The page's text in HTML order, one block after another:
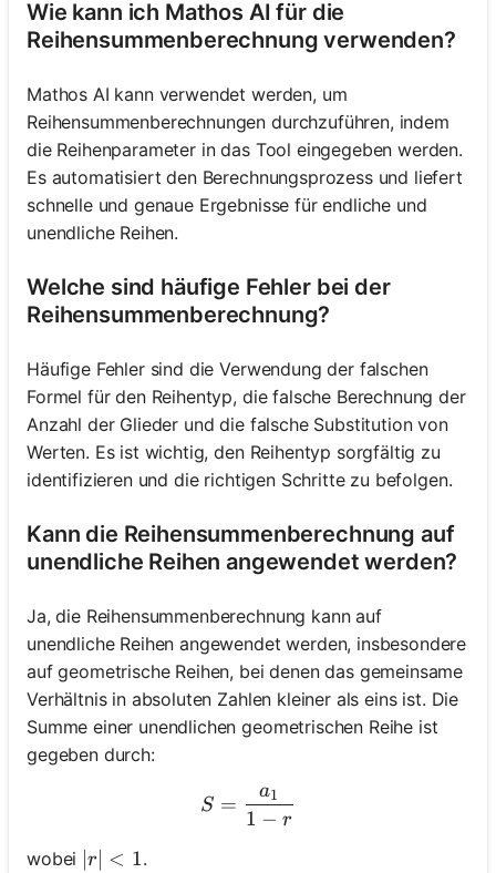
Wie kann ich Mathos AI für die
Reihensummenberechnung verwenden?
Mathos AI kann verwendet werden, um
Reihensummenberechnungen durchzuführen, indem
die Reihenparameter in das Tool eingegeben werden.
Es automatisiert den Berechnungsprozess und liefert
schnelle und genaue Ergebnisse für endliche und
unendliche Reihen.
Welche sind häufige Fehler bei der
Reihensummenberechnung?
Häufige Fehler sind die Verwendung der falschen
Formel für den Reihentyp, die falsche Berechnung der
Anzahl der Glieder und die falsche Substitution von
Werten. Es ist wichtig, den Reihentyp sorgfältig zu
identifizieren und die richtigen Schritte zu befolgen.
Kann die Reihensummenberechnung auf
unendliche Reihen angewendet werden?
Ja, die Reihensummenberechnung kann auf
unendliche Reihen angewendet werden, insbesondere
auf geometrische Reihen, bei denen das gemeinsame
Verhältnis in absoluten Zahlen kleiner als eins ist. Die
Summe einer unendlichen geometrischen Reihe ist
gegeben durch:
S = \frac{a_1}{1 - r}
S =
1 − r
a1
wobei |r| < 1
r < 1.